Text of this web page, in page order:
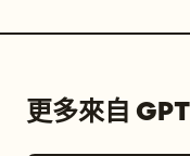
更多來自